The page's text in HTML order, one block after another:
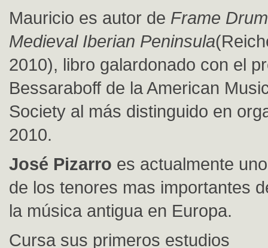
Mauricio es autor de Frame
Medieval Iberian Peninsula
2010), libro galardonado con el
Bessaraboff de la American
Society al más distinguido en
2010.
José Pizarro es actualmente uno
de los tenores mas importantes
la música antigua en Europa.
Cursa sus primeros estudios